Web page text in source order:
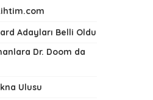
Adayları Belli Oldu
Dr. Doom da
Ulusu